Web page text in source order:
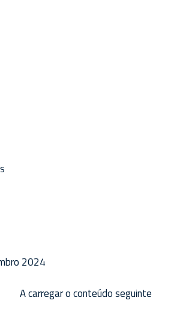
2024
A carregar o conteúdo seguinte